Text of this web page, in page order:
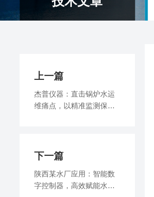
上一篇
杰普仪器：直击锅炉水运
维痛点，以精准监测保障
下一篇
陕西某水厂应用：智能数
字控制器，高效赋能水处